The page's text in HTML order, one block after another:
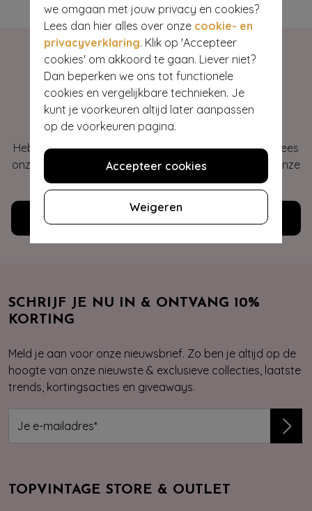
we omgaan met jouw privacy en cookies?
Lees dan hier alles over onze cookie- en
privacyverklaring. Klik op 'Accepteer
cookies' om akkoord te gaan. Liever niet?
Dan beperken we ons tot functionele
cookies en vergelijkbare technieken. Je
kunt je voorkeuren altijd later aanpassen
op de voorkeuren pagina.
Accepteer cookies
Weigeren
Hey gorgeous
Heb je vragen of heb je hulp nodig bij je bestelling? Lees
onze veelgestelde vragen of neem contact op met onze
klantenservice. Wij helpen je graag!
SCHRIJF JE NU IN & ONTVANG 10%
KORTING
Meld je aan voor onze nieuwsbrief. Zo ben je altijd op de
hoogte van onze nieuwste & exclusieve collecties, laatste
trends, kortingsacties en giveaways.
TOPVINTAGE STORE & OUTLET